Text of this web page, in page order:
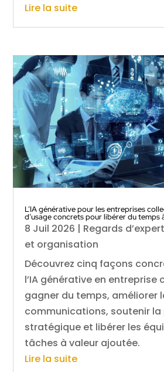
Lire la suite
L’IA générative pour les entreprises
d’usage concrets pour libérer du temps
8 Juil 2026 | Regards
et organisation
Découvrez cinq façons
l’IA générative en entreprise
gagner du temps, améliorer
communications, soutenir
stratégique et libérer les
tâches à valeur ajoutée.
Lire la suite